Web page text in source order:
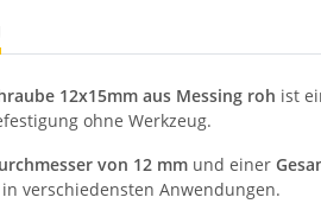
12x15mm aus Messing roh ist
ohne Werkzeug.
von 12 mm und einer
verschiedensten Anwendungen.